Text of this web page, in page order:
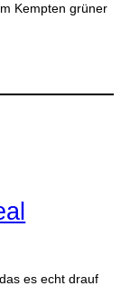
Kempten grüner
es echt drauf